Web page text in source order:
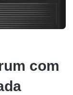
com